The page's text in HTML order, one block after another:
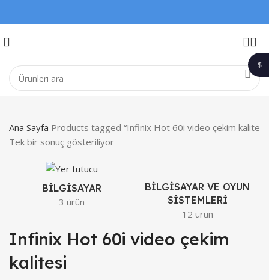
Ana Sayfa Products tagged “Infinix Hot 60i video çekim kalitesi”
Tek bir sonuç gösteriliyor
BILGISAYAR
3 ürün
BILGISAYAR VE OYUN
SISTEMLERI
12 ürün
Infinix Hot 60i video çekim
kalitesi
$